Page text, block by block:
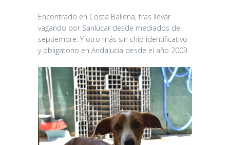
Encontrado en Costa Ballena, tras llevar
vagando por Sanlúcar desde mediados de
septiembre. Y otro más sin chip identificativo
y obligatorio en Andalucía desde el año 2003.